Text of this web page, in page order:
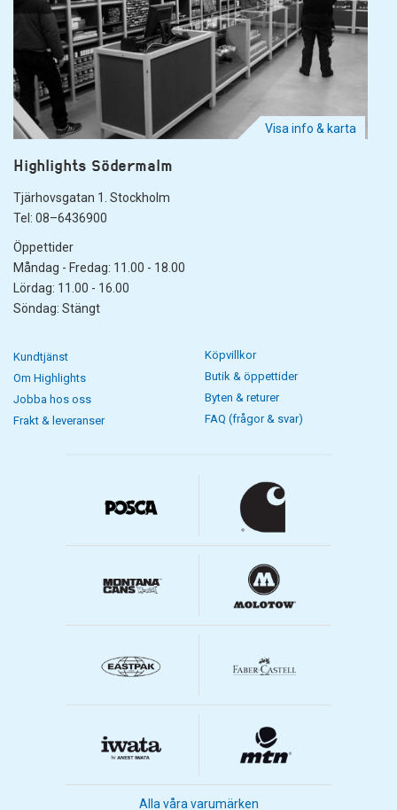
Visa info & karta
Highlights Södermalm
Tjärhovsgatan 1. Stockholm
Tel: 08–6436900
Öppettider
Måndag - Fredag: 11.00 - 18.00
Lördag: 11.00 - 16.00
Söndag: Stängt
Kundtjänst
Om Highlights
Jobba hos oss
Frakt & leveranser
Köpvillkor
Butik & öppettider
Byten & returer
FAQ (frågor & svar)
Alla våra varumärken